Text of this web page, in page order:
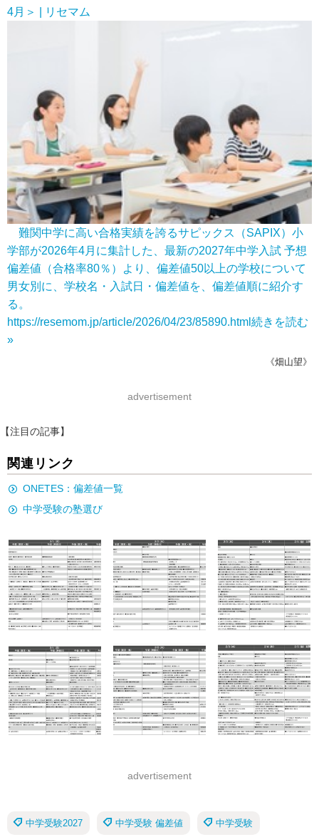
4月＞ | リセマム
難関中学に高い合格実績を誇るサピックス（SAPIX）小
学部が2026年4月に集計した、最新の2027年中学入試 予想
偏差値（合格率80％）より、偏差値50以上の学校について
男女別に、学校名・入試日・偏差値を、偏差値順に紹介す
る。
https://resemom.jp/article/2026/04/23/85890.html 続きを読む
»
《畑山望》
advertisement
【注目の記事】
関連リンク
ONETES：偏差値一覧
中学受験の塾選び
advertisement
中学受験2027 中学受験 偏差値 中学受験